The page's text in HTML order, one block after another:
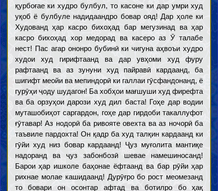
қурбоғае ки худро булбул, то касоне ки дар умри худ
уқоб ё булбуле надидаандро бовар ояд! Дар ҳоле ки
Худованд ҳар касро бихоҳад бар мегузинад ва ҳар
касро бихоҳад хор медорад ва касеро аз Ӯ талабе
нест! Пас агар ононро бубинӣ ки чигуна аҳвоъи худро
худои худ гирифтаанд ва дар увҳоми худ фуру
рафтаанд ва аз зунуни худ пайравӣ кардаанд, ба
шигифт меойи ва мепиндорӣ ки галлаи гӯсфандонанд, ё
гурӯҳи ҷоду шудагон! Ба хобҳои мағшуши худ фирефта
ва ба орзуҳои дарози худ дил баста! Гоҳе дар водии
муташобиҳот саргардон, гоҳе дар гирдоби такаллуфот
ғӯтавар! Аз нодорӣ ба ривояте овехта ва аз ночорӣ ба
таъвиле пардохта! Он қадр ба худ талқин кардаанд ки
гӯйи худ низ бовар кардаанд! Ҷуз муғолита мантиқе
надоранд ва ҷуз забонбозӣ шевае намешиносанд!
Барои ҳар ишколе баҳонае ёфтаанд ва бар рӯйи ҳар
рихнае молае кашидаанд! Дурӯғро бо рост меомезанд
то бовари он осонтар афтад ва ботилро бо ҳақ